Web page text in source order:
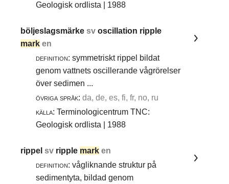
Geologisk ordlista | 1988
böljeslagsmärkesvoscillation ripple
mark en
definition: symmetriskt rippel bildat
genom vattnets oscillerande vågrörelser
över sedimen ...
övriga språk: da, de, es, fi, fr, no, ru
källa: Terminologicentrum TNC:
Geologisk ordlista | 1988
rippelsv ripple mark en
definition: vågliknande struktur på
sedimentyta, bildad genom